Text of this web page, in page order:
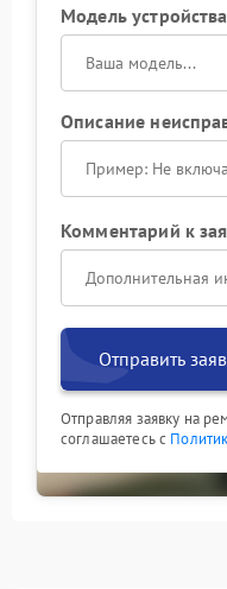
Модель
Описание
Комментарий к
Отправить
Отправляя заявку на
соглашаетесь с